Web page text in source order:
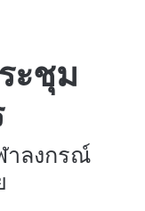
ะชุม
ลงกรณ์